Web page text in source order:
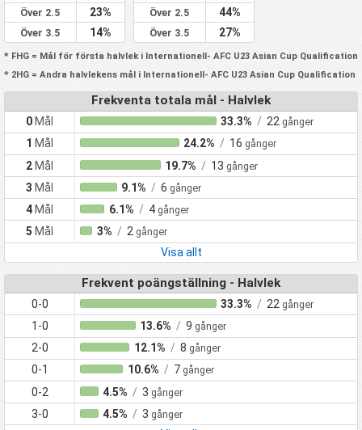
Över 2.5 23%
Över 3.5 14%
Över 2.5 44%
Över 3.5 27%
* FHG = Mål för första halvlek i Internationell- AFC U23 Asian Cup Qualification
* 2HG = Andra halvlekens mål i Internationell- AFC U23 Asian Cup Qualification
Frekventa totala mål - Halvlek
0 Mål 33.3% / 22 gånger
1 Mål 24.2% / 16 gånger
2Mål 19.7% / 13 gånger
3 Mål 9.1% / 6 gånger
4 Mål 6.1% / 4 gånger
5 Mål 3% / 2 gånger
Visa allt
Frekvent poängställning - Halvlek
0-0 33.3% / 22 gånger
1-0 13.6% / 9 gånger
2-0 12.1% / 8 gånger
0-1 10.6% / 7 gånger
0-2 4.5% / 3 gånger
3-0 4.5% / 3 gånger